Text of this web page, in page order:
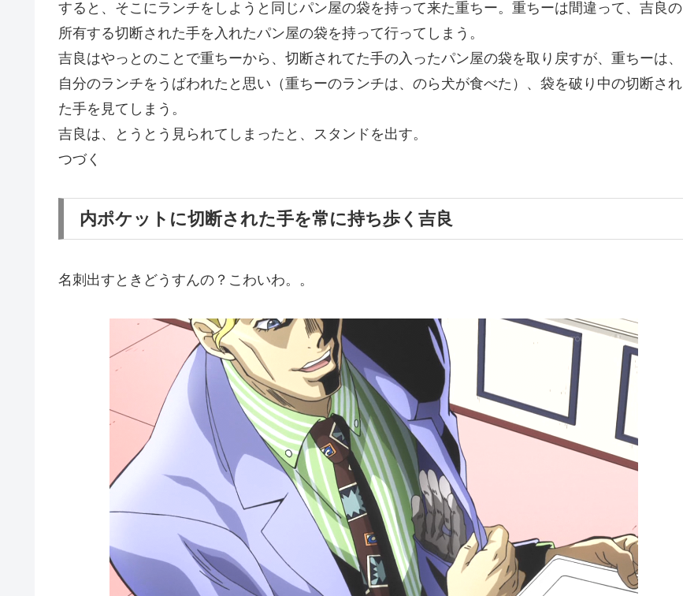
すると、そこにランチをしようと同じパン屋の袋を持って来た重ちー。重ちーは間違って、吉良の
所有する切断された手を入れたパン屋の袋を持って行ってしまう。
吉良はやっとのことで重ちーから、切断されてた手の入ったパン屋の袋を取り戻すが、重ちーは、
自分のランチをうばわれたと思い（重ちーのランチは、のら犬が食べた）、袋を破り中の切断され
た手を見てしまう。
吉良は、とうとう見られてしまったと、スタンドを出す。
つづく
内ポケットに切断された手を常に持ち歩く吉良
名刺出すときどうすんの？こわいわ。。